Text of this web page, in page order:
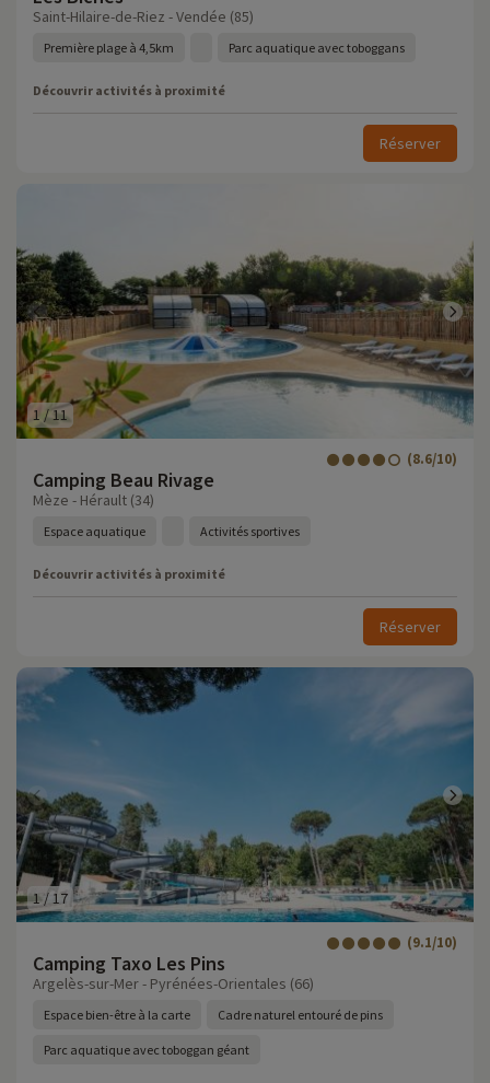
Saint-Hilaire-de-Riez - Vendée (85)
Première plage à 4,5km Parc aquatique avec toboggans
Découvrir activités à proximité
Réserver
1 /11
Camping Beau Rivage
(8.6/10)
Mèze - Hérault (34)
Espace aquatique Activités sportives
Découvrir activités à proximité
Réserver
1/17
Camping Taxo Les Pins
(9.1/10)
Argelès-sur-Mer - Pyrénées-Orientales (66)
Espace bien-être à la carte Cadre naturel entouré de pins
Parc aquatique avec toboggan géant